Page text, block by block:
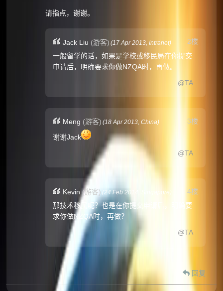
请指点，谢谢。
2楼
Jack Liu (游客) (17 Apr 2013,Intranet)
一般留学的话，如果是学校或移民局在你提交
申请后，明确要求你做NZQA时，再做。
@TA
3楼
Meng (游客) (18 Apr 2013,China)
谢谢Jack
@TA
4楼
Kevin(游客) (24 Feb 2014, Singapore)
那技术移民呢？也是在你提交申请后，明确要
求你做NZQA时，再做？
@TA
回复